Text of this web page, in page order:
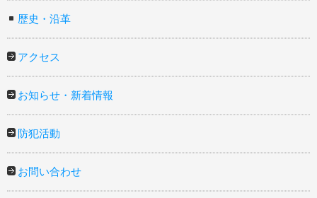
歴史・沿革
アクセス
お知らせ・新着情報
防犯活動
お問い合わせ